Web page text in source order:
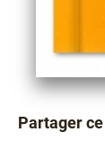
Partager